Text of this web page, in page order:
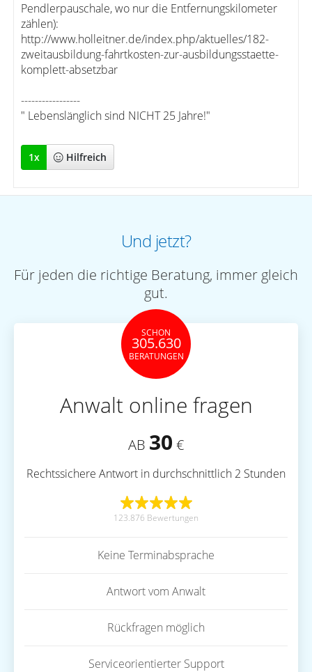
Pendlerpauschale, wo nur die Entfernungskilometer
zählen):
http://www.holleitner.de/index.php/aktuelles/182-
zweitausbildung-fahrtkosten-zur-ausbildungsstaette-
komplett-absetzbar
-----------------
" Lebenslänglich sind NICHT 25 Jahre!"
1x Hilfreich
Und jetzt?
Für jeden die richtige Beratung, immer gleich
gut.
SCHON
305.630
BERATUNGEN
Anwalt online fragen
AB 30 €
Rechtssichere Antwort in durchschnittlich 2 Stunden
123.876 Bewertungen
Keine Terminabsprache
Antwort vom Anwalt
Rückfragen möglich
Serviceorientierter Support